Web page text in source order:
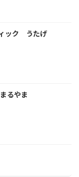
ック うたげ
るやま